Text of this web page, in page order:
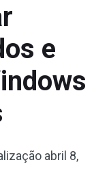
e
abril 8,